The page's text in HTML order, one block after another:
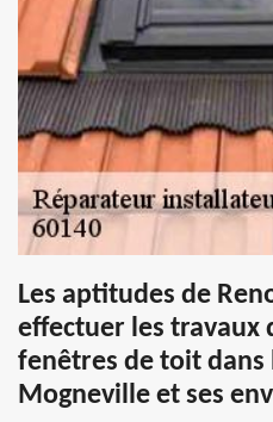
Les aptitudes de
effectuer les travaux
fenêtres de toit dans
Mogneville et ses